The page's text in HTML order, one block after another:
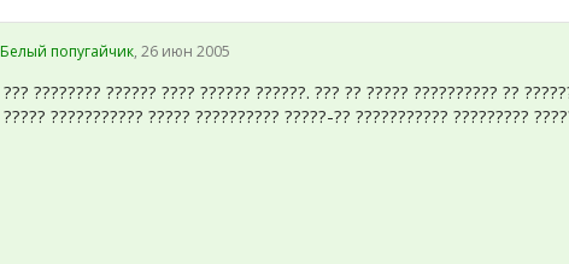
Белый попугайчик, 26 июн 2005
??? ???????? ?????? ???? ?????? ??????. ??? ?? ????? ?????????? ??
????? ??????????? ????? ?????????? ?????-?? ??????????? ?????????